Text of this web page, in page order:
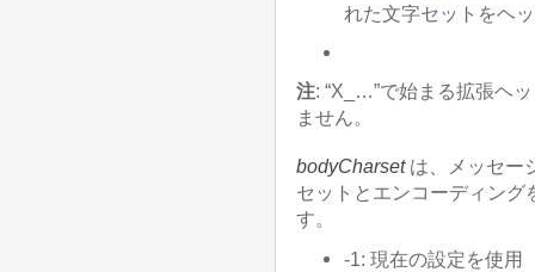
れた文字セットをヘ
注: “X_…”で始まる拡張ヘ
ません。
bodyCharsetは、メッセー
セットとエンコーディン
す。
-1: 現在の設定を使用